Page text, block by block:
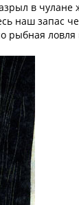
в чулане
наш запас
рыбная